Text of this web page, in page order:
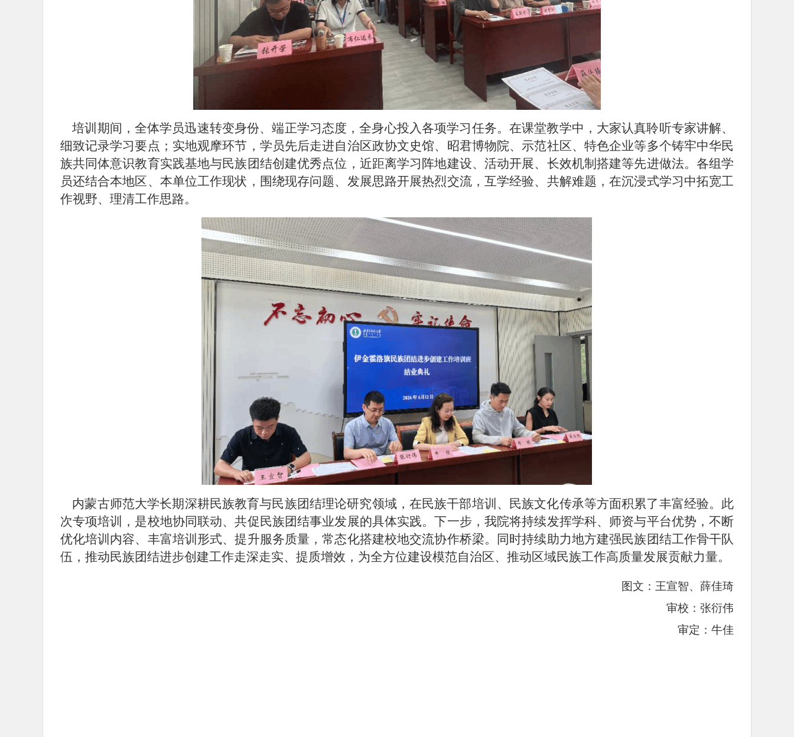
培训期间，全体学员迅速转变身份、端正学习态度，全身心投入各项学习任务。在课堂教学中，大家认真聆听专家讲解、
细致记录学习要点；实地观摩环节，学员先后走进自治区政协文史馆、昭君博物院、示范社区、特色企业等多个铸牢中华民
族共同体意识教育实践基地与民族团结创建优秀点位，近距离学习阵地建设、活动开展、长效机制搭建等先进做法。各组学
员还结合本地区、本单位工作现状，围绕现存问题、发展思路开展热烈交流，互学经验、共解难题，在沉浸式学习中拓宽工
作视野、理清工作思路。
内蒙古师范大学长期深耕民族教育与民族团结理论研究领域，在民族干部培训、民族文化传承等方面积累了丰富经验。此
次专项培训，是校地协同联动、共促民族团结事业发展的具体实践。下一步， 我院将持续发挥学科、师资与平台优势，不断
优化培训内容、丰富培训形式、提升服务质量，常态化搭建校地交流协作桥梁。同时持续助力地方建强民族团结工作骨干队
伍，推动民族团结进步创建工作走深走实、提质增效，为全方位建设模范自治区、推动区域民族工作高质量发展贡献力量。
图文：王宣智、薛佳琦
审校：张衍伟
审定：牛佳